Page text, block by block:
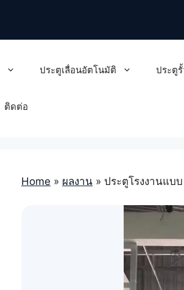
ประตูเลื่อนอัตโนมัติ ประตู
ติดต่อ
Home » ผลงาน » ประตูโรงงานแบ